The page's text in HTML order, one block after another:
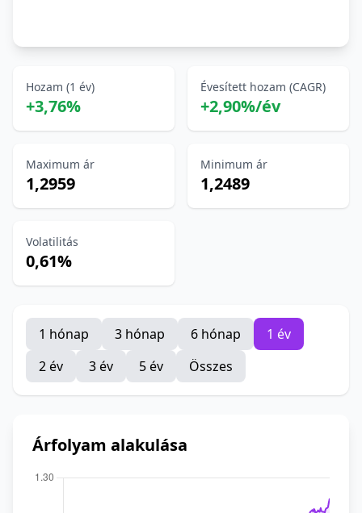
Hozam (1 év)
+3,76%
Évesített hozam (CAGR)
+2,90%/év
Maximum ár
1,2959
Minimum ár
1,2489
Volatilitás
0,61%
1 hónap 3 hónap 6 hónap
1 év
2 év
3 év 5 év Összes
Árfolyam alakulása